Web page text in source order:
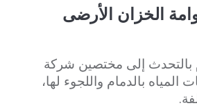
الخزان الأرضى
بالتحدث إلى مختصين شركة
بالدمام واللجوء لها،